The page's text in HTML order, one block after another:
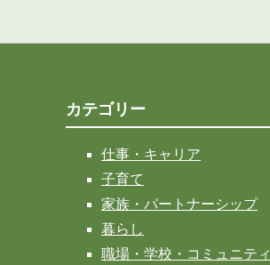
カテゴリー
仕事・キャリア
子育て
家族・パートナーシップ
暮らし
職場・学校・コミュニティ